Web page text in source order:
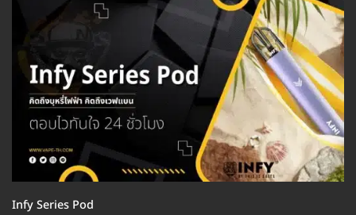
Infy Series Pod